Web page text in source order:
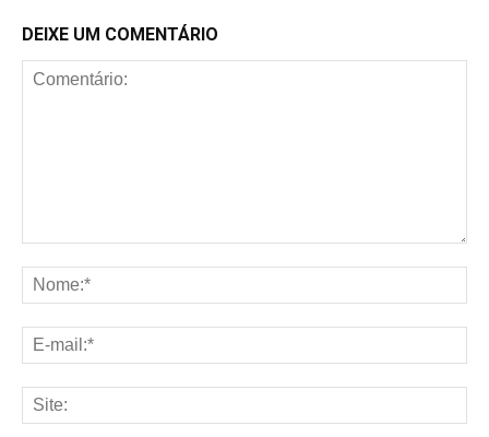
DEIXE UM COMENTÁRIO